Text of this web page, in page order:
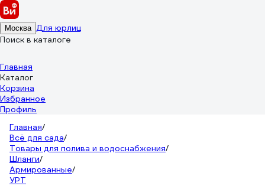
Москва Для юрлиц
Поиск в каталоге
Главная
Каталог
Корзина
Избранное
Профиль
Главная/
Всё для сада/
Товары для полива и водоснабжения/
Шланги/
Армированные/
УРТ